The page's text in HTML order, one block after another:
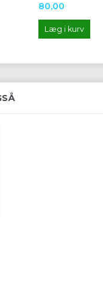
80,00
Læg i kurv